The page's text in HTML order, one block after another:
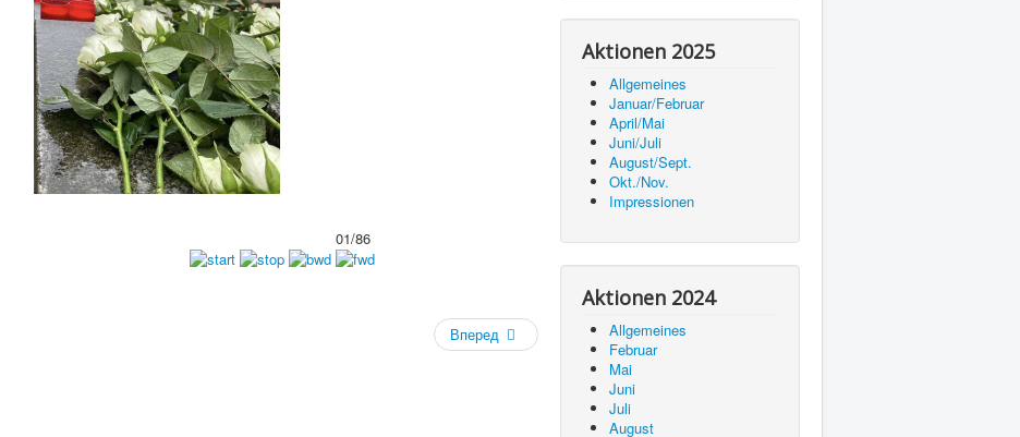
01/86
Вперед
Aktionen 2025
Allgemeines
Januar/Februar
April/Mai
Juni/Juli
August/Sept.
Okt./Nov.
Impressionen
Aktionen 2024
Allgemeines
Februar
Mai
Juni
Juli
August